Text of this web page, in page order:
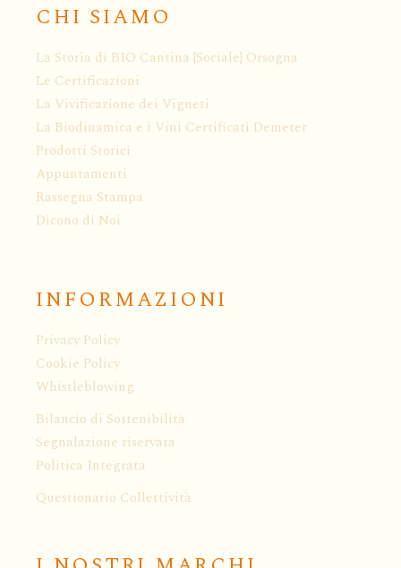
CHI SIAMO
La Storia di BIO Cantina {Sociale} Orsogna
Le Certificazioni
La Vivificazione dei Vigneti
La Biodinamica e i Vini Certificati Demeter
Prodotti Storici
Appuntamenti
Rassegna Stampa
Dicono di Noi
INFORMAZIONI
Privacy Policy
Cookie Policy
Whistleblowing
Bilancio di Sostenibilità
Segnalazione riservata
Politica Integrata
Questionario Collettività